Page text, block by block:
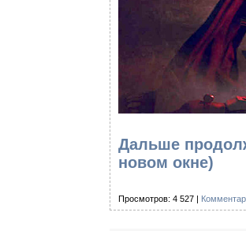
Дальше
новом окне)
Просмотров: 4 527 |